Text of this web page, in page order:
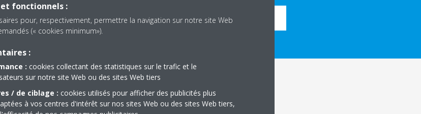
DU PRODUIT VOIR LES DÉTAILS TECHNIQUES DU PRODUIT
fonctionnels :
pour, respectivement, permettre la navigation sur notre site Web
(« cookies minimum»).
:
: cookies collectant des statistiques sur le trafic et le
sur notre site Web ou des sites Web tiers
/ de ciblage : cookies utilisés pour afficher des publicités plus
à vos centres d'intérêt sur nos sites Web ou des sites Web tiers,